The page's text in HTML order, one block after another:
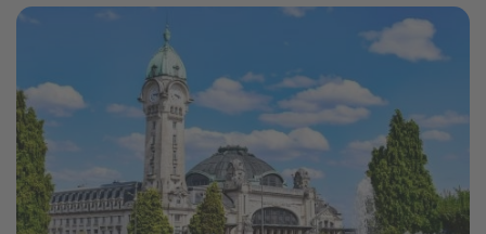
Image